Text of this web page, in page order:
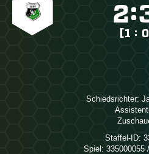
:
[1 :
Schiedsrichter:
Staffel-ID:
Spiel: 335000055